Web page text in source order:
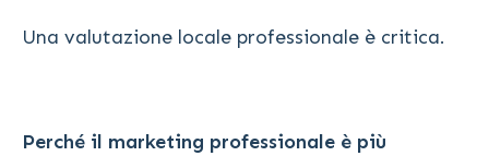
Una valutazione locale professionale è critica.
Perché il marketing professionale è più